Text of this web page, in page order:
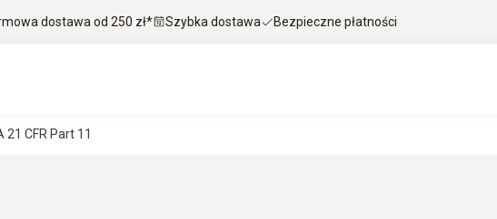
dostawa od 250 zł* Szybka dostawa Bezpieczne płatności
21 CFR Part 11